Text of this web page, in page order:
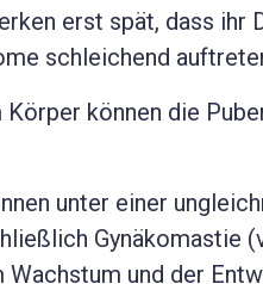
erst spät, dass ihr
schleichend
können die
unter einer
Gynäkomastie
und der